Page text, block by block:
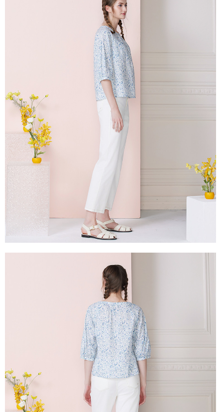
５．嚴禁一人註冊多個帳號或使用他人資訊註冊。若發現惡意使用之情形，
恩沛科技股份有限公司將有權停止該用戶之使用額度並採取法律行動。